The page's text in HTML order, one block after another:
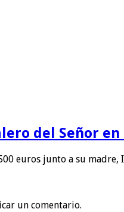
del Señor
euros junto a su madre,
un comentario.